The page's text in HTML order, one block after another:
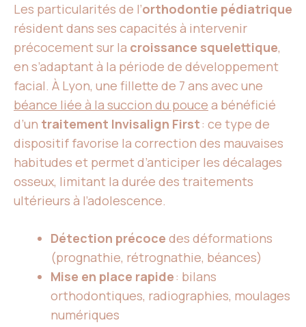
Les particularités de l’orthodontie pédiatrique
résident dans ses capacités à intervenir
précocement sur la croissance squelettique,
en s’adaptant à la période de développement
facial. À Lyon, une fillette de 7 ans avec une
béance liée à la succion du pouce a bénéficié
d’un traitement Invisalign First: ce type de
dispositif favorise la correction des mauvaises
habitudes et permet d’anticiper les décalages
osseux, limitant la durée des traitements
ultérieurs à l’adolescence.
Détection précoce des déformations
(prognathie, rétrognathie, béances)
Mise en place rapide: bilans
orthodontiques, radiographies, moulages
numériques